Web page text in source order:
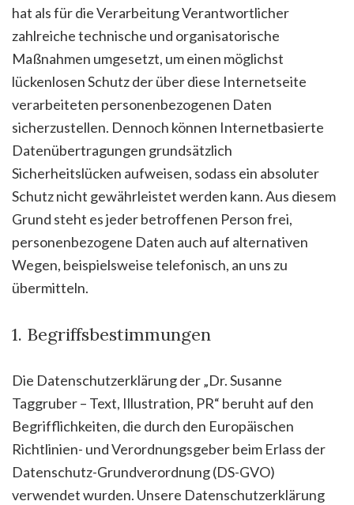
hat als für die Verarbeitung Verantwortlicher
zahlreiche technische und organisatorische
Maßnahmen umgesetzt, um einen möglichst
lückenlosen Schutz der über diese Internetseite
verarbeiteten personenbezogenen Daten
sicherzustellen. Dennoch können Internetbasierte
Datenübertragungen grundsätzlich
Sicherheitslücken aufweisen, sodass ein absoluter
Schutz nicht gewährleistet werden kann. Aus diesem
Grund steht es jeder betroffenen Person frei,
personenbezogene Daten auch auf alternativen
Wegen, beispielsweise telefonisch, an uns zu
übermitteln.
1. Begriffsbestimmungen
Die Datenschutzerklärung der „Dr. Susanne
Taggruber – Text, Illustration, PR“ beruht auf den
Begrifflichkeiten, die durch den Europäischen
Richtlinien- und Verordnungsgeber beim Erlass der
Datenschutz-Grundverordnung (DS-GVO)
verwendet wurden. Unsere Datenschutzerklärung